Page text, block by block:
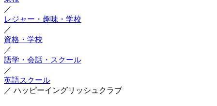
／
レジャー・趣味・学校
／
資格・学校
／
語学・会話・スクール
／
英語スクール
／ ハッピーイングリッシュクラブ